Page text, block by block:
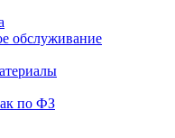
обслуживание
по ФЗ